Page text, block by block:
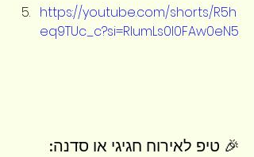
https://youtube.com/shorts/R5h
eq9TUc_c?si=RIumLs0l0FAw0eN5
🎉 טיפ לאירוח חגיגי או סדנה: